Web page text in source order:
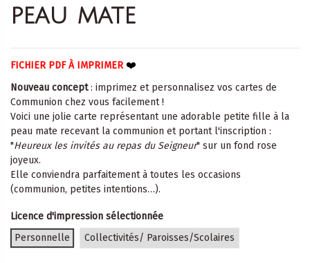
peau mate
FICHIER PDF À IMPRIMER❤️
Nouveau concept: imprimez et personnalisez vos cartes de
Communion chez vous facilement !
Voici une jolie carte représentant une adorable petite fille à la
peau mate recevant la communion et portant l'inscription :
"Heureux les invités au repas du Seigneur" sur un fond rose
joyeux.
Elle conviendra parfaitement à toutes les occasions
(communion, petites intentions…).
Licence d'impression sélectionnée
Personnelle
Collectivités/ Paroisses/Scolaires